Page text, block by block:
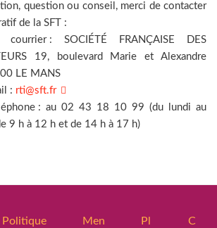
question ou conseil, merci de contacter
de la SFT :
: SOCIÉTÉ FRANÇAISE DES
19, boulevard Marie et Alexandre
LE MANS
: rti@sft.fr
: au 02 43 18 10 99 (du lundi au
9 h à 12 h et de 14 h à 17 h)
Politique
Men
Pl
C